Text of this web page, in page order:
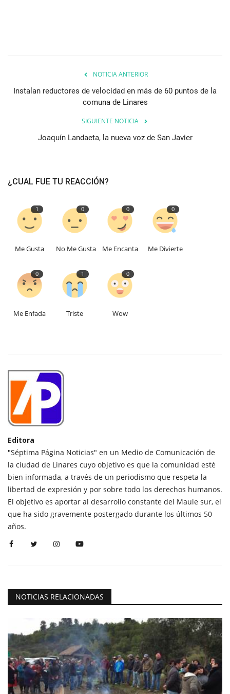
NOTICIA ANTERIOR
Instalan reductores de velocidad en más de 60 puntos de la
comuna de Linares
SIGUIENTE NOTICIA
Joaquín Landaeta, la nueva voz de San Javier
¿CUAL FUE TU REACCIÓN?
1
Me Gusta
0
No Me Gusta
0
Me Encanta
0
Me Divierte
0
Me Enfada
1
Triste
0
Wow
Editora
"Séptima Página Noticias" en un Medio de Comunicación de
la ciudad de Linares cuyo objetivo es que la comunidad esté
bien informada, a través de un periodismo que respeta la
libertad de expresión y por sobre todo los derechos humanos.
El objetivo es aportar al desarrollo constante del Maule sur, el
que ha sido gravemente postergado durante los últimos 50
años.
NOTICIAS RELACIONADAS